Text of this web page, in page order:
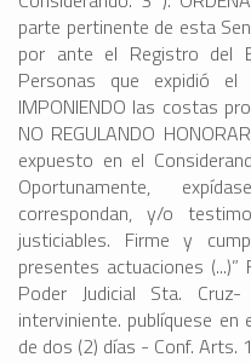
parte pertinente de esta
por ante el Registro del
Personas que expidió el
IMPONIENDO las costas
NO REGULANDO
expuesto en el
Oportunamente,
correspondan, y/o
justiciables. Firme y
presentes actuaciones
Poder Judicial Sta.
interviniente. publíquese en
de dos (2) días - Conf. Arts.